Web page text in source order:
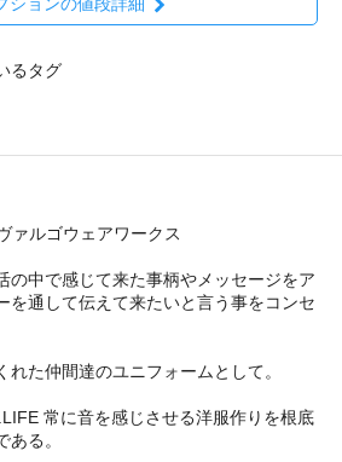
るタグ
ァルゴウェアワークス
の中で感じて来た事柄やメッセージをア
を通して伝えて来たいと言う事をコンセ
れた仲間達のユニフォームとして。
常に音を感じさせる洋服作りを根底
る。